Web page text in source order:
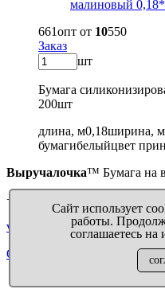
661опт от 10550
Заказ
шт
Бумага
200шт
длина, м0,18ширина, м
бумагибелыйцвет
Выручалочка™ Бумага на
+7 911 009 04 11
virupaper@yandex.ru
Отправить запрос
Сайт использует
работы.
соглашаетесь на